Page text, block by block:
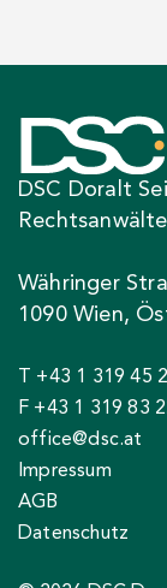
DSC Doralt
Währinger
1090 Wien,
T +43 1 319 45
F +43 1 319 83
office@dsc.at
Impressum
AGB
Datenschutz